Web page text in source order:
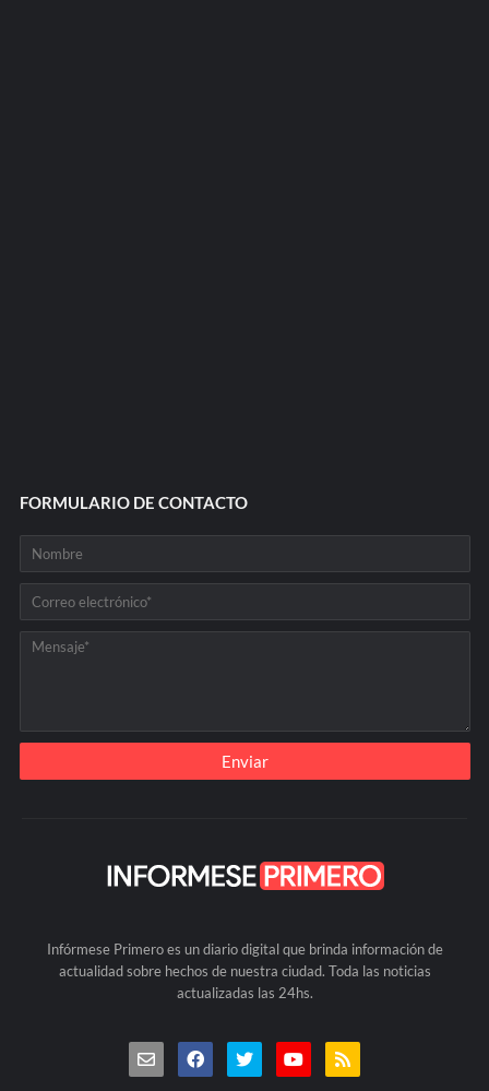
FORMULARIO DE CONTACTO
Infórmese Primero es un diario digital que brinda información de
actualidad sobre hechos de nuestra ciudad. Toda las noticias
actualizadas las 24hs.